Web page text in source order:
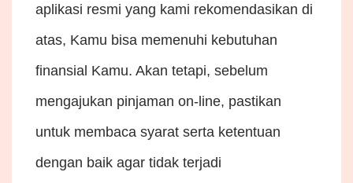
aplikasi resmi yang kami rekomendasikan di
atas, Kamu bisa memenuhi kebutuhan
finansial Kamu. Akan tetapi, sebelum
mengajukan pinjaman on-line, pastikan
untuk membaca syarat serta ketentuan
dengan baik agar tidak terjadi